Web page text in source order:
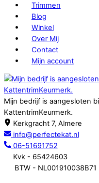
Trimmen
Blog
Winkel
Over Mij
Contact
Mijn account
Mijn bedrijf is aangesloten
KattentrimKeurmerk.
Kerkgracht 7, Almere
info@perfectekat.nl
06-51691752
Kvk - 65424603
BTW - NL001910038B71